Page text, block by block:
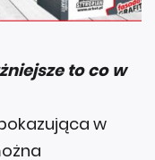
to co w
w